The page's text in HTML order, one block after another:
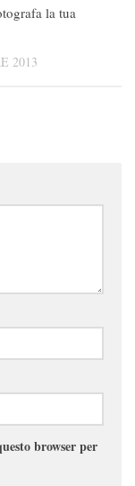
la tua
2013
browser per